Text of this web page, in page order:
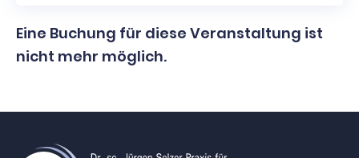
Eine Buchung für diese Veranstaltung ist
nicht mehr möglich.